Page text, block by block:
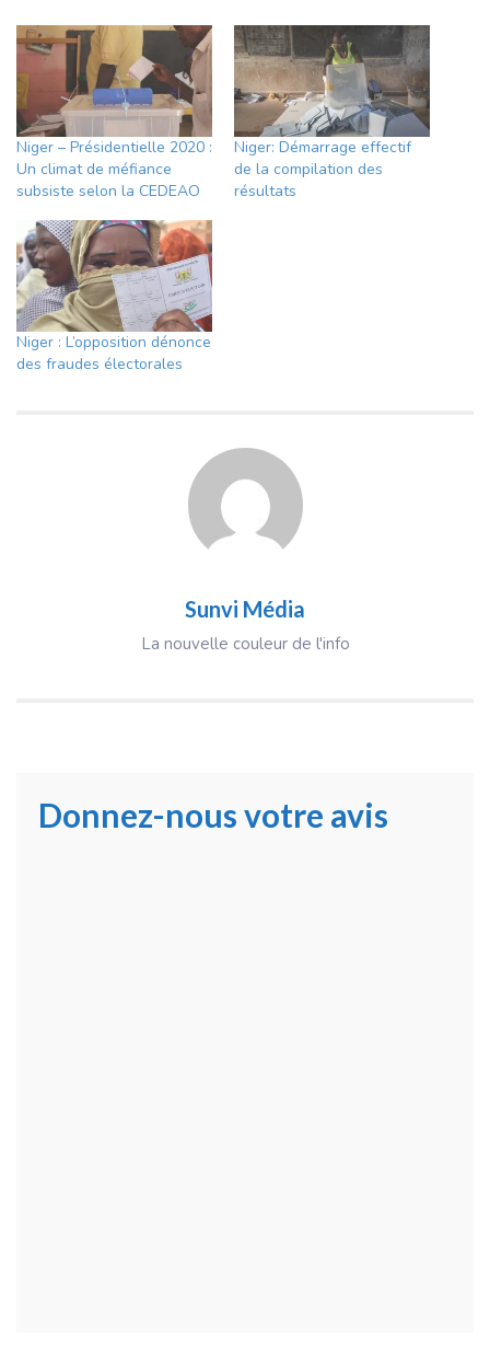
Niger – Présidentielle 2020 :
Un climat de méfiance
subsiste selon la CEDEAO
Niger: Démarrage effectif
de la compilation des
résultats
Niger : L’opposition dénonce
des fraudes électorales
Sunvi Média
La nouvelle couleur de l'info
Donnez-nous votre avis